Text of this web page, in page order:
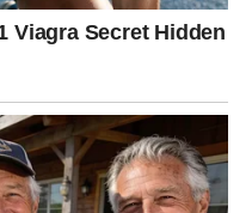
ispunjenja i
je znak koji voli duboko,
onima koji to ne znaju